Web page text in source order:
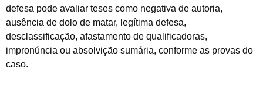
defesa pode avaliar teses como negativa de autoria,
ausência de dolo de matar, legítima defesa,
desclassificação, afastamento de qualificadoras,
impronúncia ou absolvição sumária, conforme as provas do
caso.